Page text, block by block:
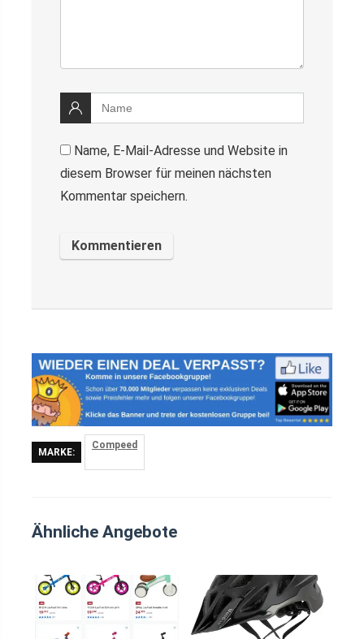
Name, E-Mail-Adresse und Website in
diesem Browser für meinen nächsten
Kommentar speichern.
MARKE:
Compeed
Ähnliche Angebote